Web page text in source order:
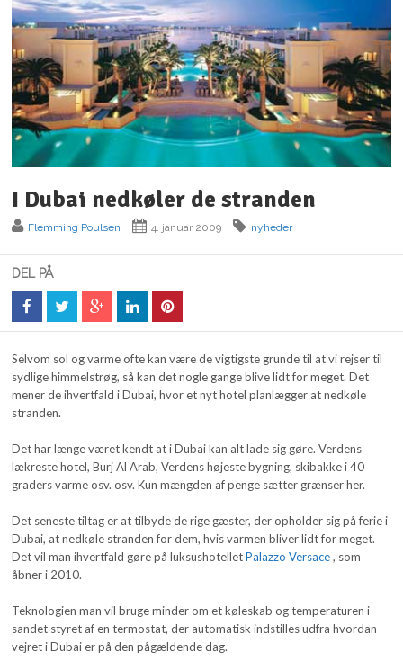
I Dubai nedkøler de stranden
Flemming Poulsen 4. januar 2009 nyheder
DEL PÅ
Selvom sol og varme ofte kan være de vigtigste grunde til at vi rejser til
sydlige himmelstrøg, så kan det nogle gange blive lidt for meget. Det
mener de ihvertfald i Dubai, hvor et nyt hotel planlægger at nedkøle
stranden.
Det har længe været kendt at i Dubai kan alt lade sig gøre. Verdens
lækreste hotel, Burj Al Arab, Verdens højeste bygning, skibakke i 40
graders varme osv. osv. Kun mængden af penge sætter grænser her.
Det seneste tiltag er at tilbyde de rige gæster, der opholder sig på ferie i
Dubai, at nedkøle stranden for dem, hvis varmen bliver lidt for meget.
Det vil man ihvertfald gøre på luksushotelletPalazzo Versace, som
åbner i 2010.
Teknologien man vil bruge minder om et køleskab og temperaturen i
sandet styret af en termostat, der automatisk indstilles udfra hvordan
vejret i Dubai er på den pågældende dag.